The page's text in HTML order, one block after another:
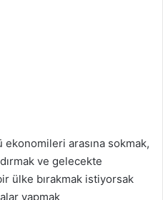
ekonomileri arasına sokmak,
ve gelecekte
ülke bırakmak istiyorsak
yapmak